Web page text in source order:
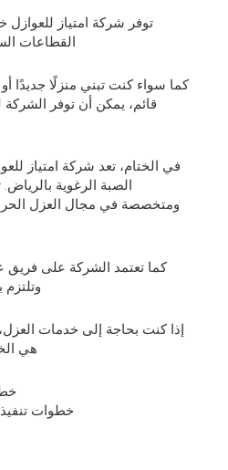
توفر شركة امتياز للعوازل
القطاعات
كما سواء كنت تبني منزلًا جديدًا
قائم، يمكن أن توفر الشركة
في الختام، تعد شركة امتياز
الصبة الرغوية
ومتخصصة في مجال العزل
كما تعتمد الشركة على فريق
وتلتزم
إذا كنت بحاجة إلى خدمات
هي
خطوات